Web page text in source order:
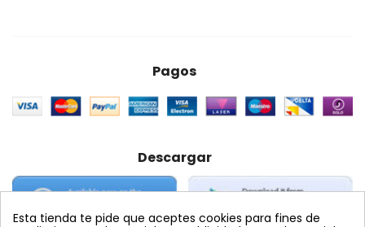
Pagos
Descargar
Esta tienda te pide que aceptes cookies para fines de